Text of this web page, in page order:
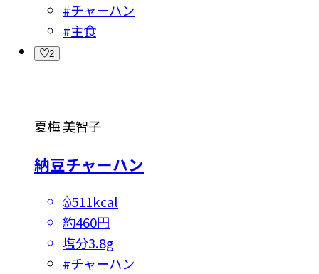
#チャーハン
#主食
2
夏梅 美智子
納豆チャーハン
511kcal
約460円
塩分3.8g
#チャーハン